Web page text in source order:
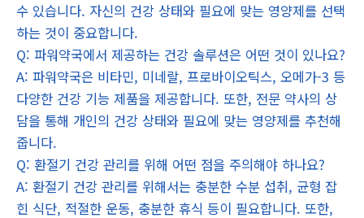
수 있습니다. 자신의 건강 상태와 필요에 맞는 영양제를 선택
하는 것이 중요합니다.
Q: 파워약국에서 제공하는 건강 솔루션은 어떤 것이 있나요?
A: 파워약국은 비타민, 미네랄, 프로바이오틱스, 오메가-3 등
다양한 건강 기능 제품을 제공합니다. 또한, 전문 약사의 상
담을 통해 개인의 건강 상태와 필요에 맞는 영양제를 추천해
줍니다.
Q: 환절기 건강 관리를 위해 어떤 점을 주의해야 하나요?
A: 환절기 건강 관리를 위해서는 충분한 수분 섭취, 균형 잡
힌 식단, 적절한 운동, 충분한 휴식 등이 필요합니다. 또한,